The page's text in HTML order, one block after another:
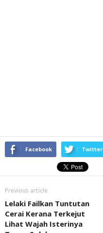
Facebook Twitter
Previous article
Lelaki Failkan Tuntutan
Cerai Kerana Terkejut
Lihat Wajah Isterinya